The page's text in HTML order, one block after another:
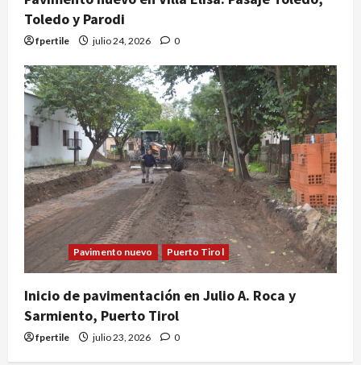
Toledo y Parodi
fpertile julio 24, 2026 0
Pavimento nuevo Puerto Tirol
Inicio de pavimentación en Julio A. Roca y
Sarmiento, Puerto Tirol
fpertile julio 23, 2026 0